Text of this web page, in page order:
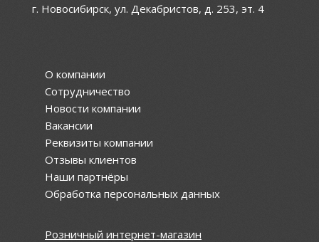
г. Новосибирск, ул. Декабристов, д. 253, эт. 4
О компании
Сотрудничество
Новости компании
Вакансии
Реквизиты компании
Отзывы клиентов
Наши партнёры
Обработка персональных данных
Розничный интернет-магазин